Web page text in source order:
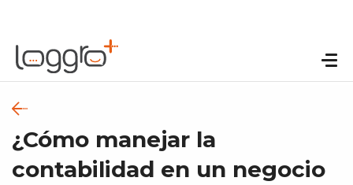
¿Cómo manejar la
contabilidad en un negocio